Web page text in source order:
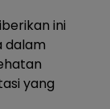
ini
dalam
yang